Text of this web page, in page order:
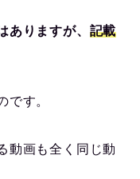
ありますが、 記載
です。
動画も全く同じ動